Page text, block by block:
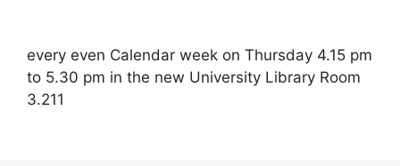
every even Calendar week on Thursday 4.15 pm
to 5.30 pm in the new University Library Room
3.211